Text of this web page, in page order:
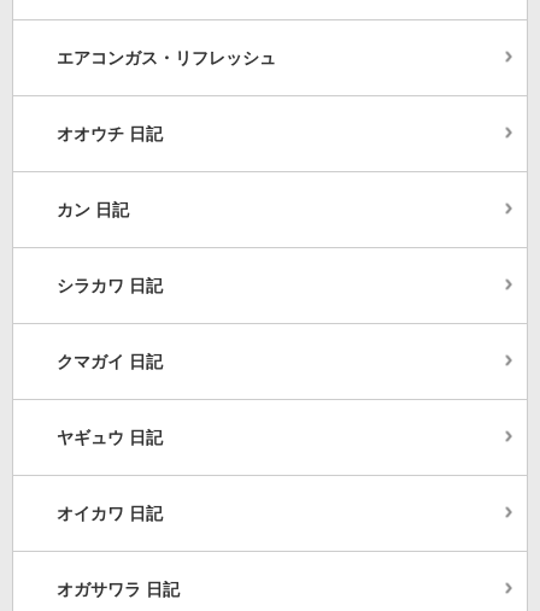
エアコンガス・リフレッシュ
オオウチ 日記
カン 日記
シラカワ 日記
クマガイ 日記
ヤギュウ 日記
オイカワ 日記
オガサワラ 日記